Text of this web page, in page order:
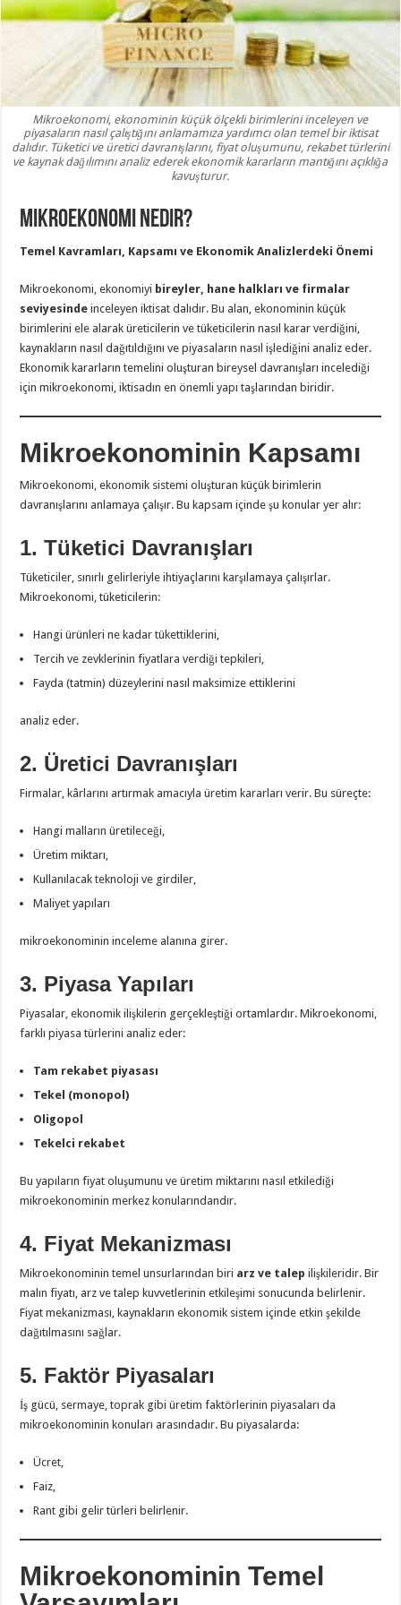
Mikroekonomi, ekonominin küçük ölçekli birimlerini inceleyen ve
piyasaların nasıl çalıştığını anlamamıza yardımcı olan temel bir iktisat
dalıdır. Tüketici ve üretici davranışlarını, fiyat oluşumunu, rekabet türlerini
ve kaynak dağılımını analiz ederek ekonomik kararların mantığını açıklığa
kavuşturur.
Mikroekonomi Nedir?
Temel Kavramları, Kapsamı ve Ekonomik Analizlerdeki Önemi
Mikroekonomi, ekonomiyi bireyler, hane halkları ve firmalar
seviyesinde inceleyen iktisat dalıdır. Bu alan, ekonominin küçük
birimlerini ele alarak üreticilerin ve tüketicilerin nasıl karar verdiğini,
kaynakların nasıl dağıtıldığını ve piyasaların nasıl işlediğini analiz eder.
Ekonomik kararların temelini oluşturan bireysel davranışları incelediği
için mikroekonomi, iktisadın en önemli yapı taşlarından biridir.
Mikroekonominin Kapsamı
Mikroekonomi, ekonomik sistemi oluşturan küçük birimlerin
davranışlarını anlamaya çalışır. Bu kapsam içinde şu konular yer alır:
1. Tüketici Davranışları
Tüketiciler, sınırlı gelirleriyle ihtiyaçlarını karşılamaya çalışırlar.
Mikroekonomi, tüketicilerin:
Hangi ürünleri ne kadar tükettiklerini,
Tercih ve zevklerinin fiyatlara verdiği tepkileri,
Fayda (tatmin) düzeylerini nasıl maksimize ettiklerini
analiz eder.
2. Üretici Davranışları
Firmalar, kârlarını artırmak amacıyla üretim kararları verir. Bu süreçte:
Hangi malların üretileceği,
Üretim miktarı,
Kullanılacak teknoloji ve girdiler,
Maliyet yapıları
mikroekonominin inceleme alanına girer.
3. Piyasa Yapıları
Piyasalar, ekonomik ilişkilerin gerçekleştiği ortamlardır. Mikroekonomi,
farklı piyasa türlerini analiz eder:
Tam rekabet piyasası
Tekel (monopol)
Oligopol
Tekelci rekabet
Bu yapıların fiyat oluşumunu ve üretim miktarını nasıl etkilediği
mikroekonominin merkez konularındandır.
4. Fiyat Mekanizması
Mikroekonominin temel unsurlarından biri arz ve talep ilişkileridir. Bir
malın fiyatı, arz ve talep kuvvetlerinin etkileşimi sonucunda belirlenir.
Fiyat mekanizması, kaynakların ekonomik sistem içinde etkin şekilde
dağıtılmasını sağlar.
5. Faktör Piyasaları
İş gücü, sermaye, toprak gibi üretim faktörlerinin piyasaları da
mikroekonominin konuları arasındadır. Bu piyasalarda:
Ücret,
Faiz,
Rant gibi gelir türleri belirlenir.
Mikroekonominin Temel